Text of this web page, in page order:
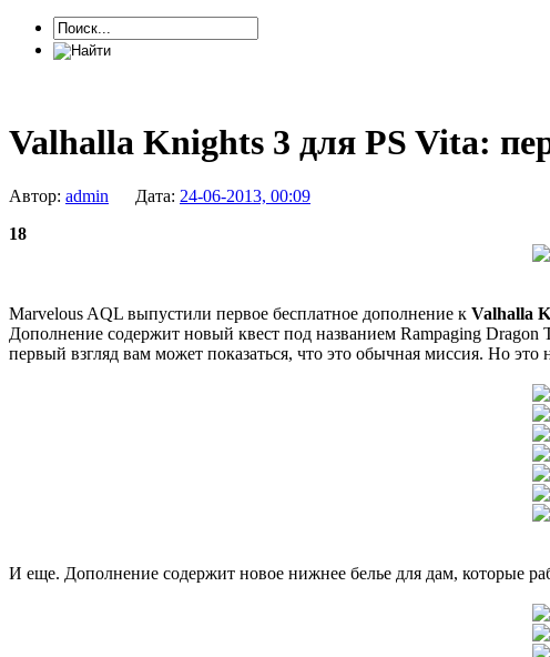
Valhalla Knights 3 для PS Vita:
Автор: admin Дата: 24-06-2013, 00:09
18
Marvelous AQL выпустили первое бесплатное дополнение к Valhalla
Дополнение содержит новый квест под названием Rampaging
первый взгляд вам может показаться, что это обычная миссия. Но
И еще. Дополнение содержит новое нижнее белье для дам, которые